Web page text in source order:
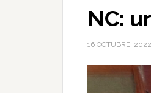
NC:
16 OCTUBRE, 2022